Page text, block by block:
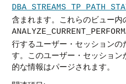
含まれます。これらのビュー内
行するユーザー・セッションの
す。このユーザー・セッショ
的な情報はパージされます。